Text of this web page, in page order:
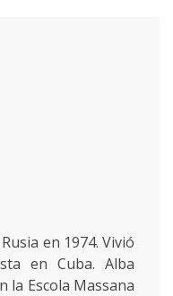
en 1974. Vivió
en Cuba. Alba
la Escola Massana